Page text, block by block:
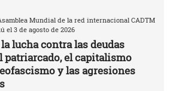
Mundial de la red internacional CADTM
el 3 de agosto de 2026
lucha contra las deudas
patriarcado, el capitalismo
y las agresiones